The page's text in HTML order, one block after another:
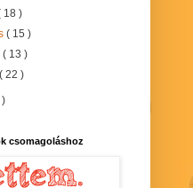
18 )
( 15 )
( 13 )
( 22 )
)
csomagoláshoz